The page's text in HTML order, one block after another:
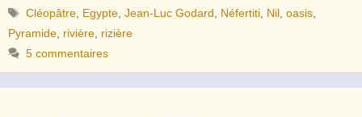
Étiquettes
Cléopâtre Egypte ,Jean-Luc Godard Néfertiti Nil ,oasis
Pyramide rivière rizière
5 commentaires